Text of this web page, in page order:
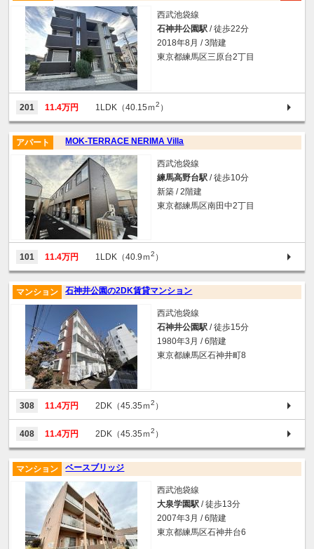
西武池袋線
石神井公園駅 / 徒歩22分
2018年8月 / 3階建
東京都練馬区三原台2丁目
201 11.4万円 1LDK（40.15ｍ2 ）
MOK-TERRACE NERIMA Villa
アパート
西武池袋線
練馬高野台駅 / 徒歩10分
新築 / 2階建
東京都練馬区南田中2丁目
101 11.4万円 1LDK（40.9ｍ2 ）
石神井公園の2DK賃貸マンション
マンション
西武池袋線
石神井公園駅 / 徒歩15分
1980年3月 / 6階建
東京都練馬区石神井町8
308 11.4万円 2DK（45.35ｍ2 ）
408 11.4万円 2DK（45.35ｍ2 ）
ベースブリッジ
マンション
西武池袋線
大泉学園駅 / 徒歩13分
2007年3月 / 6階建
東京都練馬区石神井台6